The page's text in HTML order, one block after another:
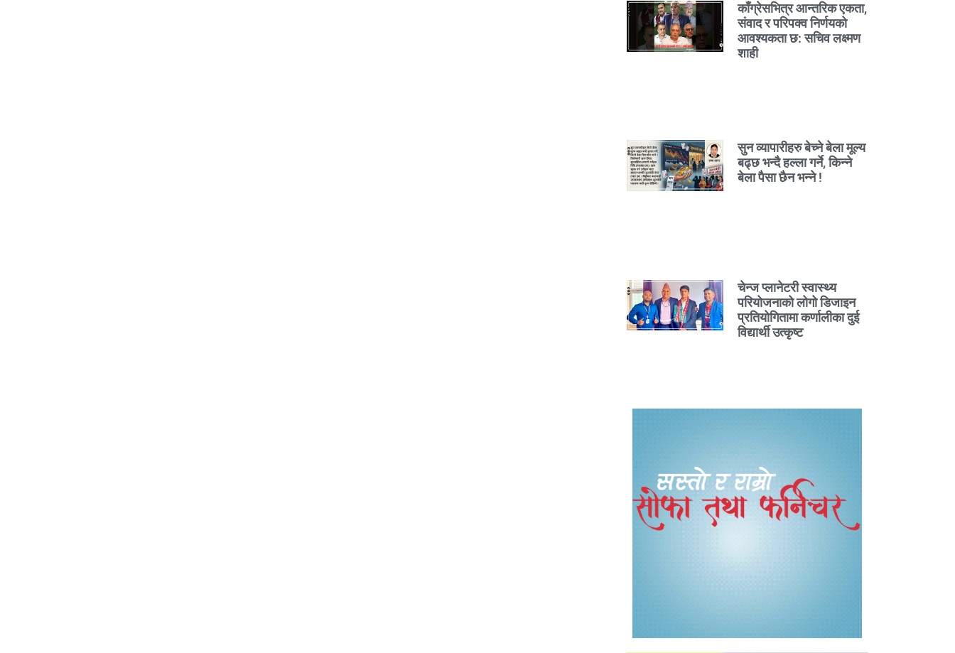
काँग्रेसभित्र आन्तरिक एकता,
संवाद र परिपक्व निर्णयको
आवश्यकता छ: सचिव लक्ष्मण
शाही
सुन व्यापारीहरु बेच्ने बेला मूल्य
बढ्छ भन्दै हल्ला गर्ने, किन्ने
बेला पैसा छैन भन्ने !
चेन्ज प्लानेटरी स्वास्थ्य
परियोजनाको लोगो डिजाइन
प्रतियोगितामा कर्णालीका दुई
विद्यार्थी उत्कृष्ट